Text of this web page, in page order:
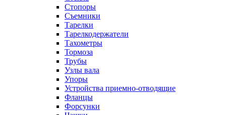
Стопоры
Съемники
Тарелки
Тарелкодержатели
Тахометры
Тормоза
Трубы
Узлы вала
Упоры
Устройства приемно-отводящие
Фланцы
Форсунки